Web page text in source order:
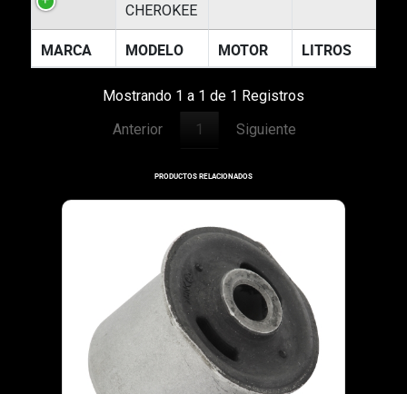
CHEROKEE
MARCA MODELO MOTOR LITROS
Mostrando 1 a 1 de 1 Registros
Anterior
1 Siguiente
PRODUCTOS RELACIONADOS
TIJERA
JEEP GRAND CHEROKEE:
Especificaciones: